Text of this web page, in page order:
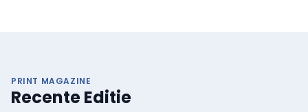
PRINT MAGAZINE
Recente Editie